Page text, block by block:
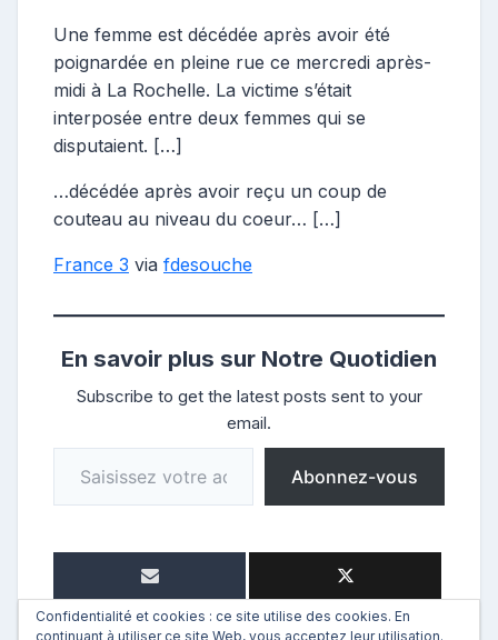
Une femme est décédée après avoir été
poignardée en pleine rue ce mercredi après-
midi à La Rochelle. La victime s’était
interposée entre deux femmes qui se
disputaient. […]
…décédée après avoir reçu un coup de
couteau au niveau du coeur… […]
France 3 via fdesouche
En savoir plus sur Notre Quotidien
Subscribe to get the latest posts sent to your
email.
Saisissez votre adresse e-mail…
Abonnez-vous
Confidentialité et cookies : ce site utilise des cookies. En
continuant à utiliser ce site Web, vous acceptez leur utilisation.